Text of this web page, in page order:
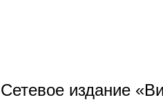
Сетевое издание